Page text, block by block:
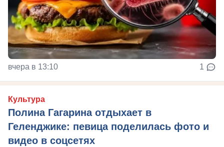
вчера в 13:10 1
Культура
Полина Гагарина отдыхает в
Геленджике: певица поделилась фото и
видео в соцсетях